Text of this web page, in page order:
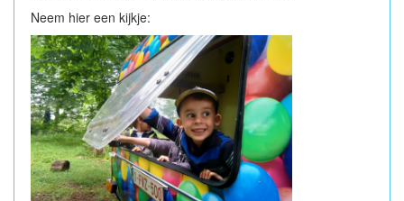
Neem hier een kijkje: